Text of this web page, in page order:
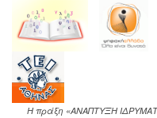
Η πράξη «ΑΝΑΠΤΥΞΗ